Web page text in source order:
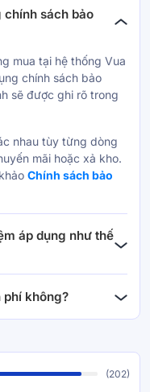
vùng trọng điểm
đêm dài.
tiên tiến từ Đức.
đỡ và tối ưu lưu
và phục hồi năng
khí hậu nóng ẩm tại
chính sách bảo
mua tại hệ thống Vua
chính sách bảo
sẽ được ghi rõ trong
nhau tùy từng dòng
mãi hoặc xả kho.
Chính sách bảo
áp dụng như thế
trừ sản phẩm xả
gian này, nếu
hơn với mức phí
phí không?
(202)